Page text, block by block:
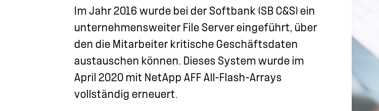
Im Jahr 2016 wurde bei der Softbank (SB C&S) ein
unternehmensweiter File Server eingeführt, über
den die Mitarbeiter kritische Geschäftsdaten
austauschen können. Dieses System wurde im
April 2020 mit NetApp AFF All-Flash-Arrays
vollständig erneuert.